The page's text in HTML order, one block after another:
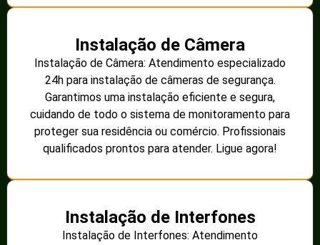
Instalação de Câmera
Instalação de Câmera: Atendimento especializado
24h para instalação de câmeras de segurança.
Garantimos uma instalação eficiente e segura,
cuidando de todo o sistema de monitoramento para
proteger sua residência ou comércio. Profissionais
qualificados prontos para atender. Ligue agora!
Instalação de Interfones
Instalação de Interfones: Atendimento